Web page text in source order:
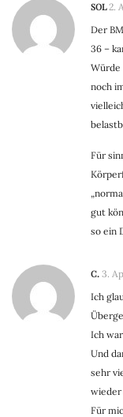
SOL 2.
Der
36 –
Würde
noch
Für
gut
so ein
C. 3.
Ich
Ich
Und
sehr
Für